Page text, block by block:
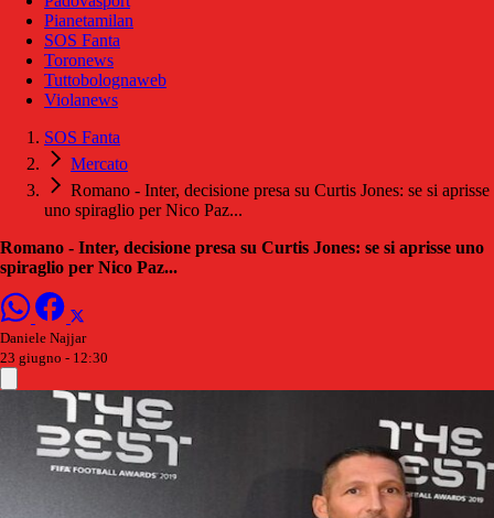
Pianetamilan
SOS Fanta
Toronews
Tuttobolognaweb
Violanews
SOS Fanta
Mercato
Romano - Inter, decisione presa su Curtis Jones: se si aprisse
uno spiraglio per Nico Paz...
Romano - Inter, decisione presa su Curtis Jones: se si aprisse uno
spiraglio per Nico Paz...
Daniele Najjar
23 giugno - 12:30